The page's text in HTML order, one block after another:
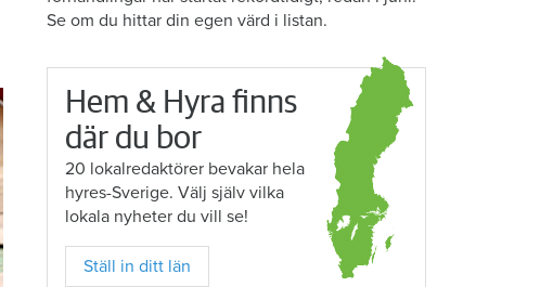
Se om du hittar din egen värd i listan.
Hem & Hyra finns
där du bor
20 lokalredaktörer bevakar hela
hyres-Sverige. Välj själv vilka
lokala nyheter du vill se!
Ställ in ditt län